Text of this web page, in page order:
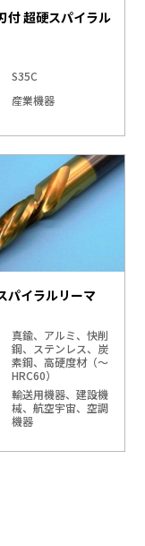
付 超硬スパイラル
S35C
産業機器
パイラルリーマ
真鍮、アルミ、快削
鋼、ステンレス、炭
素鋼、高硬度材（～
HRC60）
輸送用機器、建設機
械、航空宇宙、空調
機器